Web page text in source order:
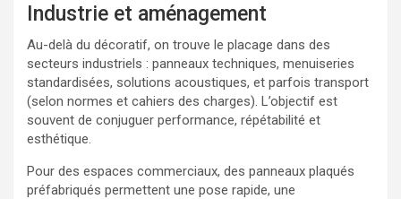
Industrie et aménagement
Au-delà du décoratif, on trouve le placage dans des
secteurs industriels : panneaux techniques, menuiseries
standardisées, solutions acoustiques, et parfois transport
(selon normes et cahiers des charges). L’objectif est
souvent de conjuguer performance, répétabilité et
esthétique.
Pour des espaces commerciaux, des panneaux plaqués
préfabriqués permettent une pose rapide, une